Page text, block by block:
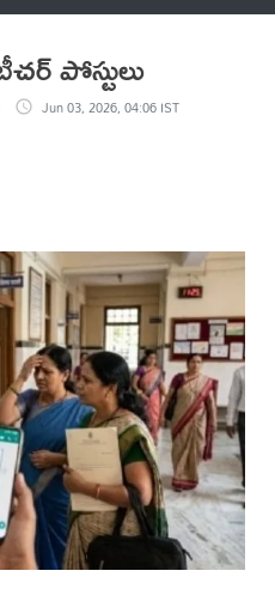
పోస్టులు
Jun 03, 2026, 04:06 IST